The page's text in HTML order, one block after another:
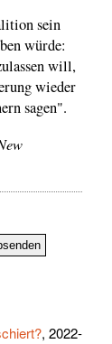
sein
würde:
will,
wieder
sagen".
, 2022-